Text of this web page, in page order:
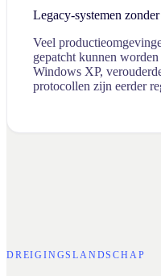
Legacy-systemen
Veel
gepatcht kunnen
Windows XP,
protocollen zijn eerder
DREIGINGSLANDSCHAP